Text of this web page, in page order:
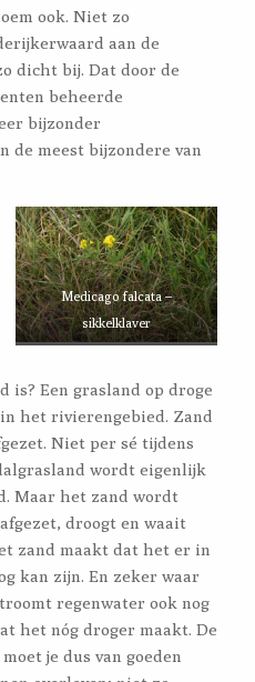
ook. Niet zo
aan de
dicht bij. Dat door de
beheerde
bijzonder
de meest bijzondere van
Medicago falcata –
sikkelklaver
is? Een grasland op droge
het rivierengebied. Zand
Niet per sé tijdens
wordt eigenlijk
Maar het zand wordt
droogt en waait
zand maakt dat het er in
kan zijn. En zeker waar
regenwater ook nog
het nóg droger maakt. De
je dus van goeden